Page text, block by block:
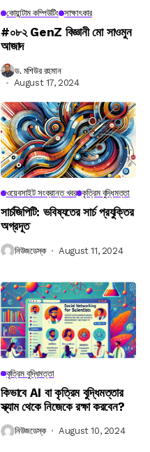
কোয়ান্টাম কম্পিউটিং সাক্ষাৎকার
#০৮২ GenZ বিজ্ঞানী মো সাওমুন
আজাদ
ড. মশিউর রহমান
August 17, 2024
ওয়েবসাইট সংক্রান্ত খবর কৃত্রিম বুদ্ধিমত্তা
সার্চজিপিটি: ভবিষ্যতের সার্চ প্রযুক্তির
অগ্রদূত
নিউজডেস্ক August 11, 2024
কৃত্রিম বুদ্ধিমত্তা
কিভাবে AI বা কৃত্রিম বুদ্ধিমত্তার
স্ক্যাম থেকে নিজেকে রক্ষা করবেন?
নিউজডেস্ক August 10, 2024